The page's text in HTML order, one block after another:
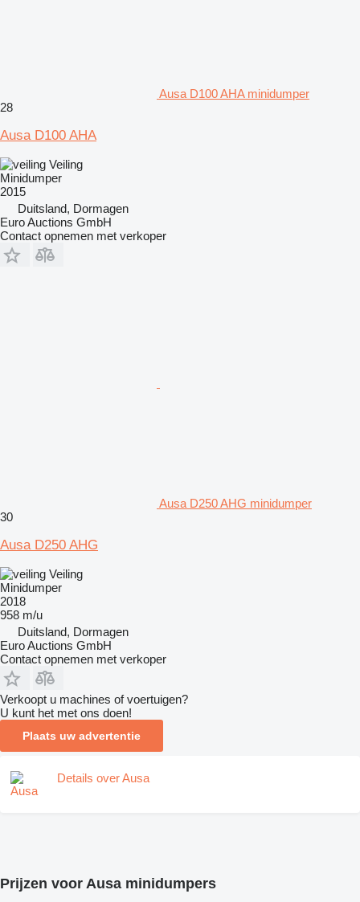
Ausa D100 AHA minidumper
28
Ausa D100 AHA
Veiling
Minidumper
2015
Duitsland, Dormagen
Euro Auctions GmbH
Contact opnemen met verkoper
Ausa D250 AHG minidumper
30
Ausa D250 AHG
Veiling
Minidumper
2018
958 m/u
Duitsland, Dormagen
Euro Auctions GmbH
Contact opnemen met verkoper
Verkoopt u machines of voertuigen?
U kunt het met ons doen!
Plaats uw advertentie
Details over Ausa
Prijzen voor Ausa minidumpers